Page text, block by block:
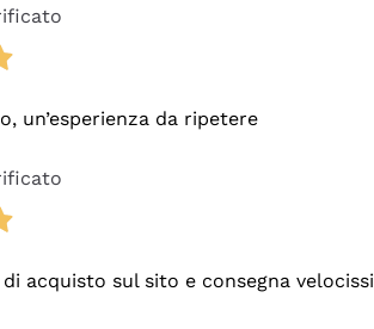
un’esperienza da ripetere
acquisto sul sito e consegna